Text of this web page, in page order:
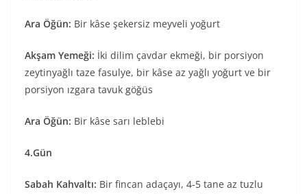
Ara Öğün: Bir kâse şekersiz meyveli yoğurt
Akşam Yemeği: İki dilim çavdar ekmeği, bir porsiyon
zeytinyağlı taze fasulye, bir kâse az yağlı yoğurt ve bir
porsiyon ızgara tavuk göğüs
Ara Öğün: Bir kâse sarı leblebi
4.Gün
Sabah Kahvaltı: Bir fincan adaçayı, 4-5 tane az tuzlu